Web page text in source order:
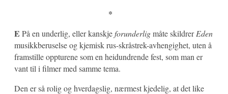
*
E På en underlig, eller kanskjeforunderligmåte skildrerEden
musikkberuselse og kjemisk rus-skråstrek-avhengighet, uten å
framstille oppturene som en heidundrende fest, som man er
vant til i filmer med samme tema.
Den er så rolig og hverdagslig, nærmest kjedelig, at det like